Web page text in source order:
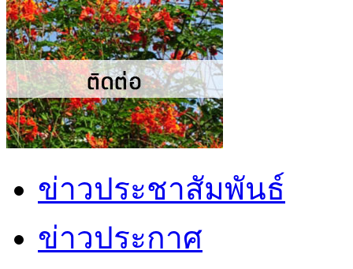
ข่าวประชาสัมพันธ์
ข่าวประกาศ